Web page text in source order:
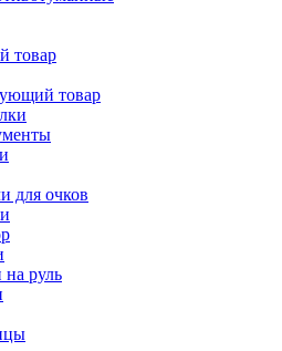
товар
товар
для очков
руль